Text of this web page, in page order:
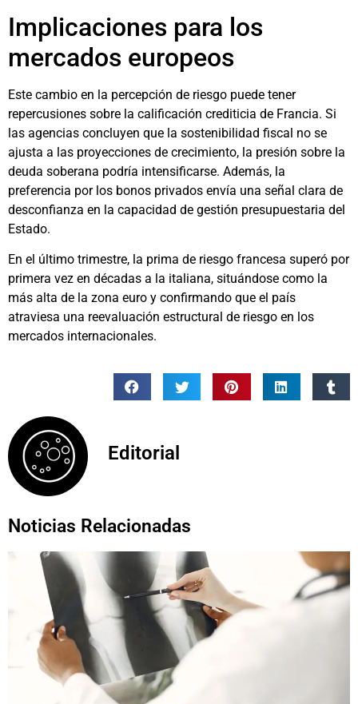
Implicaciones para los
mercados europeos
Este cambio en la percepción de riesgo puede tener
repercusiones sobre la calificación crediticia de Francia. Si
las agencias concluyen que la sostenibilidad fiscal no se
ajusta a las proyecciones de crecimiento, la presión sobre la
deuda soberana podría intensificarse. Además, la
preferencia por los bonos privados envía una señal clara de
desconfianza en la capacidad de gestión presupuestaria del
Estado.
En el último trimestre, la prima de riesgo francesa superó por
primera vez en décadas a la italiana, situándose como la
más alta de la zona euro y confirmando que el país
atraviesa una reevaluación estructural de riesgo en los
mercados internacionales.
Editorial
Noticias Relacionadas